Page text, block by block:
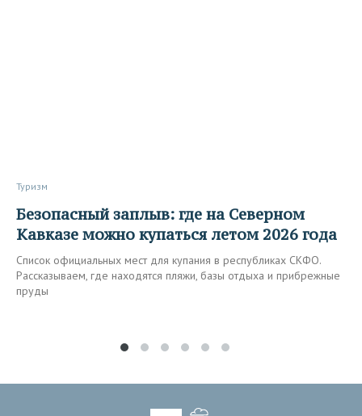
Туризм
Безопасный заплыв: где на Северном
Кавказе можно купаться летом 2026 года
Список официальных мест для купания в республиках СКФО.
Рассказываем, где находятся пляжи, базы отдыха и прибрежные
пруды